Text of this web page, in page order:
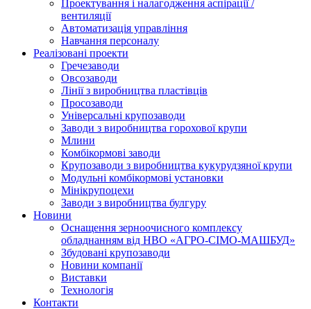
Проектування і налагодження аспірації /
вентиляції
Автоматизація управління
Навчання персоналу
Реалізовані проекти
Гречезаводи
Овсозаводи
Лінії з виробництва пластівців
Просозаводи
Універсальні крупозаводи
Заводи з виробництва горохової крупи
Млини
Комбікормові заводи
Крупозаводи з виробництва кукурудзяної крупи
Модульні комбікормові установки
Мінікрупоцехи
Заводи з виробництва булгуру
Новини
Оснащення зерноочисного комплексу
обладнанням від НВО «АГРО-СІМО-МАШБУД»
Збудовані крупозаводи
Новини компанії
Виставки
Технологія
Контакти